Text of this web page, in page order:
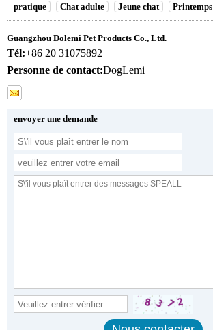
pratique
Chat adulte Jeune chat Printemps
Guangzhou Dolemi Pet Products Co., Ltd.
Tél:+86 20 31075892
Personne de contact:DogLemi
envoyer une demande